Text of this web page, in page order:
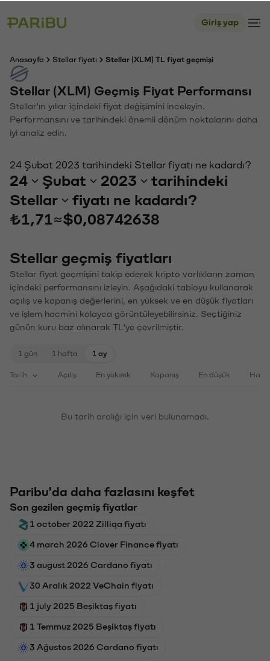
Giriş yap
Anasayfa Stellar fiyatı Stellar (XLM) TL fiyat geçmişi
Stellar (XLM) Geçmiş Fiyat Performansı
Stellar'ın yıllar içindeki fiyat değişimini inceleyin.
Performansını ve tarihindeki önemli dönüm noktalarını daha
iyi analiz edin.
24 Şubat 2023 tarihindeki Stellar fiyatı ne kadardı?
24 Şubat 2023
tarihindeki
Stellar
fiyatı ne kadardı?
₺1,71 ≈$0,08742638
Stellar geçmiş fiyatları
Stellar fiyat geçmişini takip ederek kripto varlıkların zaman
içindeki performansını izleyin. Aşağıdaki tabloyu kullanarak
açılış ve kapanış değerlerini, en yüksek ve en düşük fiyatları
ve işlem hacmini kolayca görüntüleyebilirsiniz. Seçtiğiniz
günün kuru baz alınarak TL'ye çevrilmiştir.
1 gün 1 hafta 1 ay
Tarih Açılış En yüksek Kapanış En düşük
Bu tarih aralığı için veri bulunamadı.
Paribu'da daha fazlasını keşfet
Son gezilen geçmiş fiyatlar
1 october 2022 Zilliqa fiyatı
4 march 2026 Clover Finance fiyatı
3 august 2026 Cardano fiyatı
30 Aralık 2022 VeChain fiyatı
1 july 2025 Beşiktaş fiyatı
1 Temmuz 2025 Beşiktaş fiyatı
3 Ağustos 2026 Cardano fiyatı